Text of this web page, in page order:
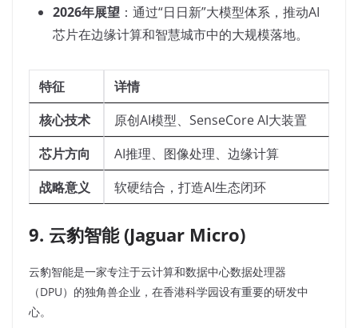
2026年展望 ：通过“日日新”大模型体系，推动AI
芯片在边缘计算和智慧城市中的大规模落地。
特征
详情
核心技术
原创AI模型、SenseCore AI大装置
芯片方向
AI推理、图像处理、边缘计算
战略意义
软硬结合，打造AI生态闭环
9. 云豹智能 (Jaguar Micro)
云豹智能是一家专注于云计算和数据中心数据处理器
（DPU）的独角兽企业，在香港科学园设有重要的研发中
心。